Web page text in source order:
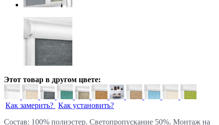
Этот товар в другом цвете:
Как замерить? Как установить?
Состав: 100% полиэстер. Светопропускание 50%. Монтаж на